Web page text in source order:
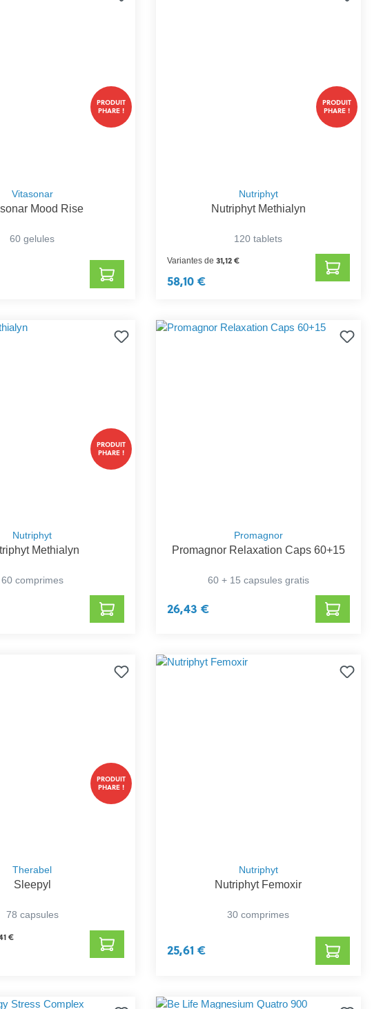
PRODUIT
PHARE !
Vitasonar
Mood Rise
60 gelules
PRODUIT
PHARE !
Nutriphyt
Nutriphyt Methialyn
120 tablets
Variantes de 31,12 €
58,10 €
PRODUIT
PHARE !
Nutriphyt
Methialyn
60 comprimes
Promagnor
Promagnor Relaxation Caps 60+15
60 + 15 capsules gratis
26,43 €
PRODUIT
PHARE !
Therabel
Sleepyl
78 capsules
€
Nutriphyt
Nutriphyt Femoxir
30 comprimes
25,61 €